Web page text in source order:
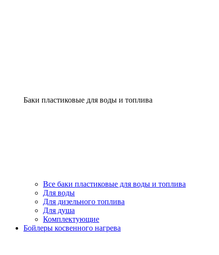
Баки пластиковые для воды и топлива
Все баки пластиковые для воды и топлива
Для воды
Для дизельного топлива
Для душа
Комплектующие
Бойлеры косвенного нагрева